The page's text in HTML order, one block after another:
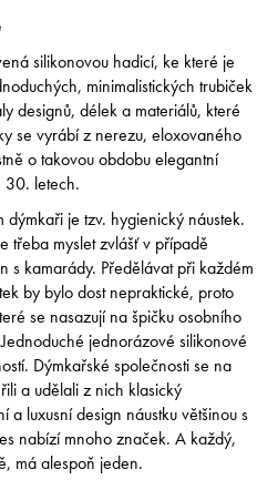
silikonovou hadicí, ke které je
minimalistických trubiček
designů, délek a materiálů, které
se vyrábí z nerezu, eloxovaného
o takovou obdobu elegantní
30. letech.
dýmkaři je tzv. hygienický náustek.
třeba myslet zvlášť v případě
s kamarády. Předělávat při každém
by bylo dost nepraktické, proto
se nasazují na špičku osobního
jednorázové silikonové
Dýmkařské společnosti se na
a udělali z nich klasický
a luxusní design náustku většinou s
nabízí mnoho značek. A každý,
má alespoň jeden.